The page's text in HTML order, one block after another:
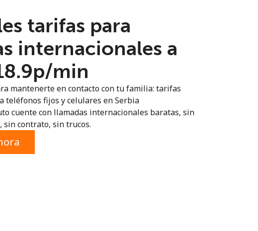
tarifas para
internacionales a
min
mantenerte en contacto con tu familia: tarifas
teléfonos fijos y celulares en Serbia
cuente con llamadas internacionales baratas, sin
sin contrato, sin trucos.